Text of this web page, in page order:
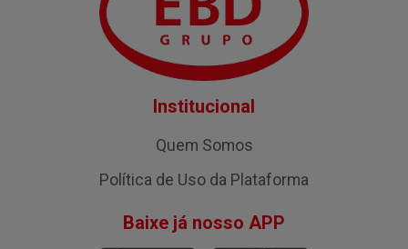
Institucional
Quem Somos
Política de Uso da Plataforma
Baixe já nosso APP